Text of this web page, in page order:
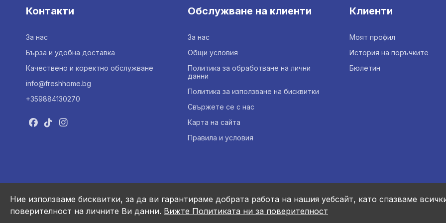
Ние използваме бисквитки, за да ви гарантираме добрата работа на нашия уебсайт, като спазваме
поверителност на личните Ви данни. Вижте Политиката ни за поверителност
Контакти
За нас
Бърза и удобна доставка
Качествено и коректно обслужване
info@freshhome.bg
+359884130270
Обслужване на клиенти
За нас
Общи условия
Политика за обработване на лични
данни
Политика за използване на бисквитки
Свържете се с нас
Карта на сайта
Правила и условия
Клиенти
Моят профил
История на поръчките
Бюлетин